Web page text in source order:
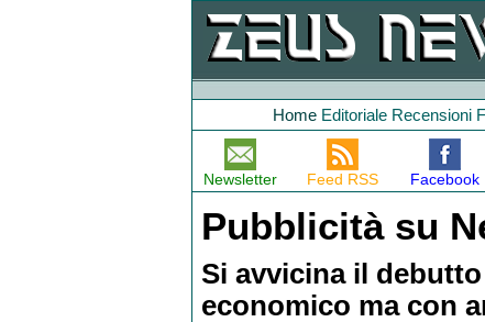
Home Editoriale Recensioni
Newsletter Feed RSS Facebook
Pubblicità su
Si avvicina il
economico ma con